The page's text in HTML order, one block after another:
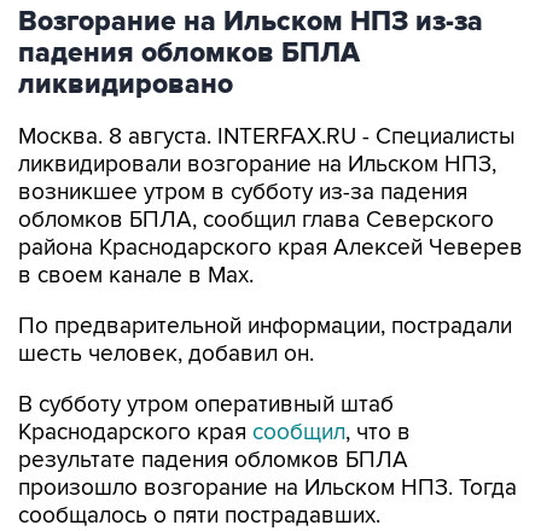
Возгорание на Ильском НПЗ из-за
падения обломков БПЛА
ликвидировано
Москва. 8 августа. INTERFAX.RU - Специалисты
ликвидировали возгорание на Ильском НПЗ,
возникшее утром в субботу из-за падения
обломков БПЛА, сообщил глава Северского
района Краснодарского края Алексей Чеверев
в своем канале в Max.
По предварительной информации, пострадали
шесть человек, добавил он.
В субботу утром оперативный штаб
Краснодарского края сообщил, что в
результате падения обломков БПЛА
произошло возгорание на Ильском НПЗ. Тогда
сообщалось о пяти пострадавших.